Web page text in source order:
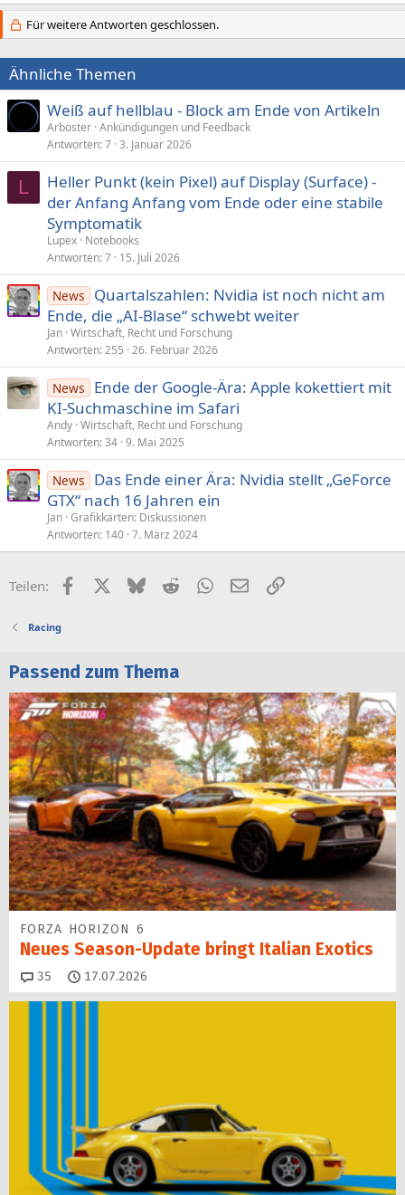
Für weitere Antworten geschlossen.
Ähnliche Themen
Weiß auf hellblau - Block am Ende von Artikeln
Arboster Ankündigungen und Feedback
Antworten 7 3. Januar 2026
L
Heller Punkt (kein Pixel) auf Display (Surface) -
der Anfang Anfang vom Ende oder eine stabile
Symptomatik
Lupex Notebooks
Antworten 7 15. Juli 2026
News
Quartalszahlen: Nvidia ist noch nicht am
Ende, die „AI-Blase“ schwebt weiter
Jan Wirtschaft, Recht und Forschung
Antworten 255 26. Februar 2026
News
Ende der Google-Ära: Apple kokettiert mit
KI-Suchmaschine im Safari
Andy Wirtschaft, Recht und Forschung
Antworten 34 9. Mai 2025
News
Das Ende einer Ära: Nvidia stellt „GeForce
GTX“ nach 16 Jahren ein
Jan Grafikkarten: Diskussionen
Antworten 140 7. März 2024
Teilen: FacebookX (Twitter)
BlueskyRedditWhatsApp
E-MailLink
Racing
Passend zum Thema
FORZA HORIZON 6
Neues Season-Update bringt Italian Exotics
35 Kommentare
17.07.2026